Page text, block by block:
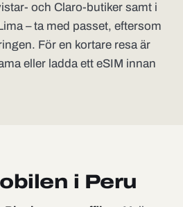
och Claro-butiker samt i
– ta med passet, eftersom
För en kortare resa är
eller ladda ett eSIM innan
i Peru